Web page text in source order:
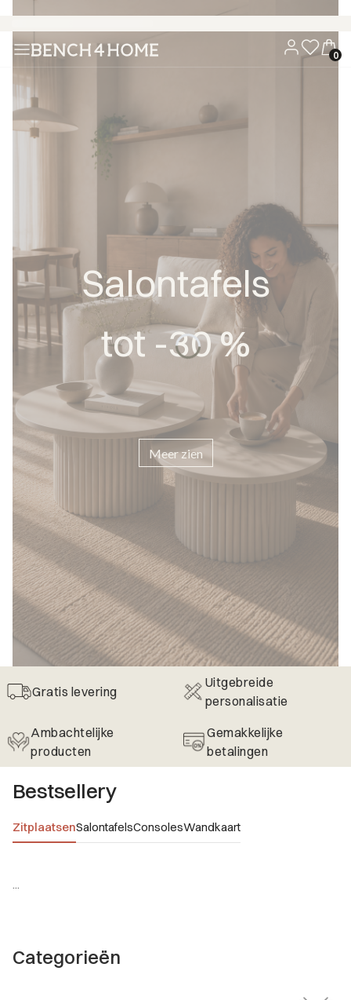
Salontafels
tot -30 %
Meer zien
Gratis levering
Uitgebreide
personalisatie
Ambachtelijke
producten
Gemakkelijke
betalingen
Bestsellery
ZitplaatsenSalontafelsConsolesWandkaart
...
Categorieën